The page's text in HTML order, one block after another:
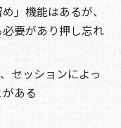
」機能はあるが、
要があり押し忘れ
セッションによっ
ある